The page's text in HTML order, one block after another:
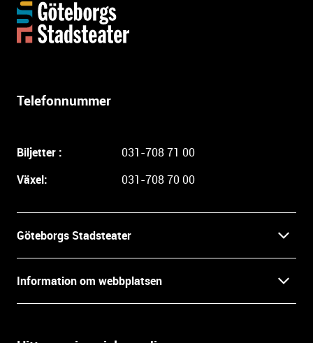
Telefonnummer
Biljetter :
031-708 71 00
Växel:
031-708 70 00
Göteborgs Stadsteater
Press
Information om webbplatsen